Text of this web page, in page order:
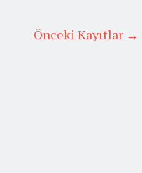
Önceki Kayıtlar →